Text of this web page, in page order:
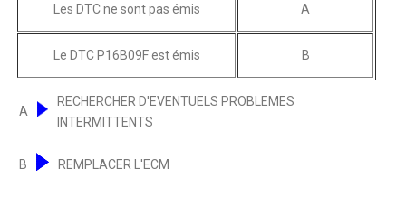
Les DTC ne sont pas émis A
Le DTC P16B09F est émis B
A
RECHERCHER D'EVENTUELS PROBLEMES
INTERMITTENTS
B REMPLACER L'ECM